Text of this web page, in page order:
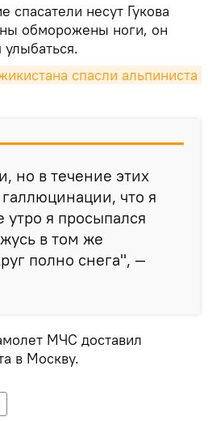
спасатели несут Гукова
обморожены ноги, он
но в течение этих
что я
я просыпался
в том же
полно снега", —
МЧС доставил
в Москву.